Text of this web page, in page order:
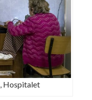
Hospitalet